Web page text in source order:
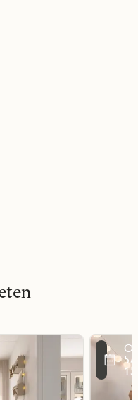
5/
Läs
mer
objekt